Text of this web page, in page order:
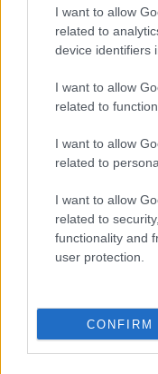
I want to allow
related to
device identifiers
I want to allow
related to
I want to allow
related to
I want to allow
related to
functionality and
user protection.
CONFIRM
05/08/2026
Πρώτο δυνατό τεστ
Η Καλαπόδα, «μία
ανάστημά της ξανά
02/08/2026
Η Πολωνία λύγισε
παρέμεινε στην
02/08/2026
Qidong Futures: